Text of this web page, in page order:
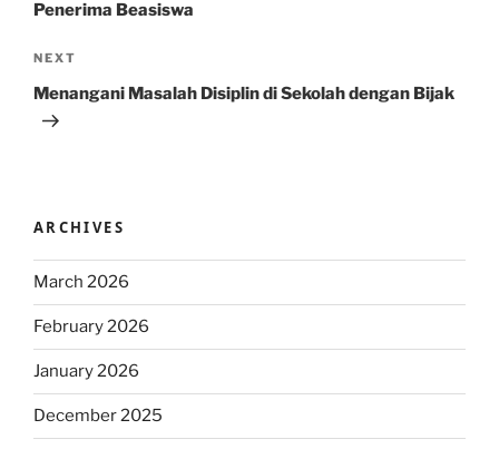
Penerima Beasiswa
Next
Post
NEXT
Menangani Masalah Disiplin di Sekolah dengan Bijak
ARCHIVES
March 2026
February 2026
January 2026
December 2025